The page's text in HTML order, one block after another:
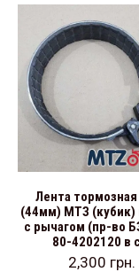
Лента
(44мм) МТЗ (кубик)
с рычагом (пр-во
80-4202120 в
2,300 грн.